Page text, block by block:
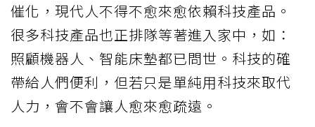
催化，現代人不得不愈來愈依賴科技產品。
很多科技產品也正排隊等著進入家中，如：
照顧機器人、智能床墊都已問世。科技的確
帶給人們便利，但若只是單純用科技來取代
人力，會不會讓人愈來愈疏遠。